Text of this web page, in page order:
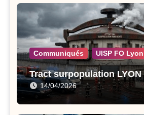
Communiqués UISP FO Lyon
Tract surpopulation LYON
14/04/2026